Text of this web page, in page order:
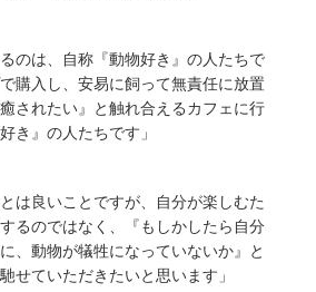
のは、自称『動物好き』の人たちで
購入し、安易に飼って無責任に放置
されたい』と触れ合えるカフェに行
き』の人たちです」
は良いことですが、自分が楽しむた
るのではなく、『もしかしたら自分
、動物が犠牲になっていないか』と
せていただきたいと思います」